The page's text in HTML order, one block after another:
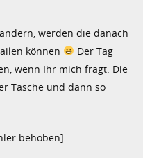
werden die danach
können
Der Tag
wenn Ihr mich fragt. Die
Tasche und dann so
behoben]